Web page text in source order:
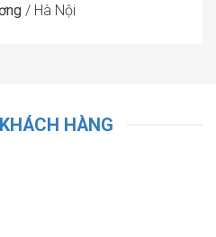
/ Hà Nội
HÀNG